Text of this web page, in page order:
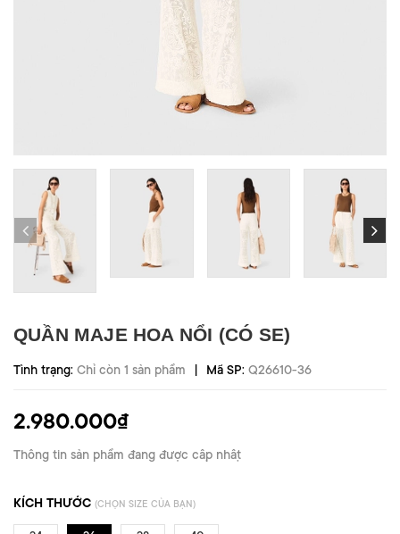
QUẦN MAJE HOA NỔI (CÓ SE)
Tình trạng: Chỉ còn 1 sản phẩm | Mã SP: Q26610-36
2.980.000₫
Thông tin sản phẩm đang được cập nhật
KÍCH THƯỚC (CHỌN SIZE CỦA BẠN)